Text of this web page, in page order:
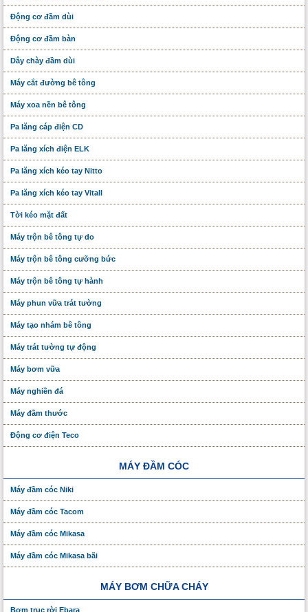
Động cơ đầm dùi
Động cơ đầm bàn
Dây chày đầm dùi
Máy cắt đường bê tông
Máy xoa nền bê tông
Pa lăng cáp điện CD
Pa lăng xích điện ELK
Pa lăng xích kéo tay Nitto
Pa lăng xích kéo tay Vitall
Tời kéo mặt đất
Máy trộn bê tông tự do
Máy trộn bê tông cưỡng bức
Máy trộn bê tông tự hành
Máy phun vữa trát tường
Máy tạo nhám bê tông
Máy trát tường tự động
Máy bơm vữa
Máy nghiền đá
Máy đầm thước
Động cơ điện Teco
MÁY ĐẦM CÓC
Máy đầm cóc Niki
Máy đầm cóc Tacom
Máy đầm cóc Mikasa
Máy đầm cóc Mikasa bãi
MÁY BƠM CHỮA CHÁY
Bơm trục rời Ebara